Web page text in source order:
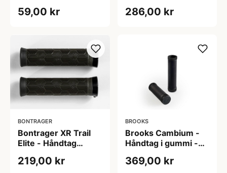
59,00 kr
Lime grøn
286,00 kr
BONTRAGER
Bontrager XR Trail
Elite - Håndtag
Oliven grå
219,00 kr
BROOKS
Brooks Cambium -
Håndtag i gummi -
Sort
369,00 kr